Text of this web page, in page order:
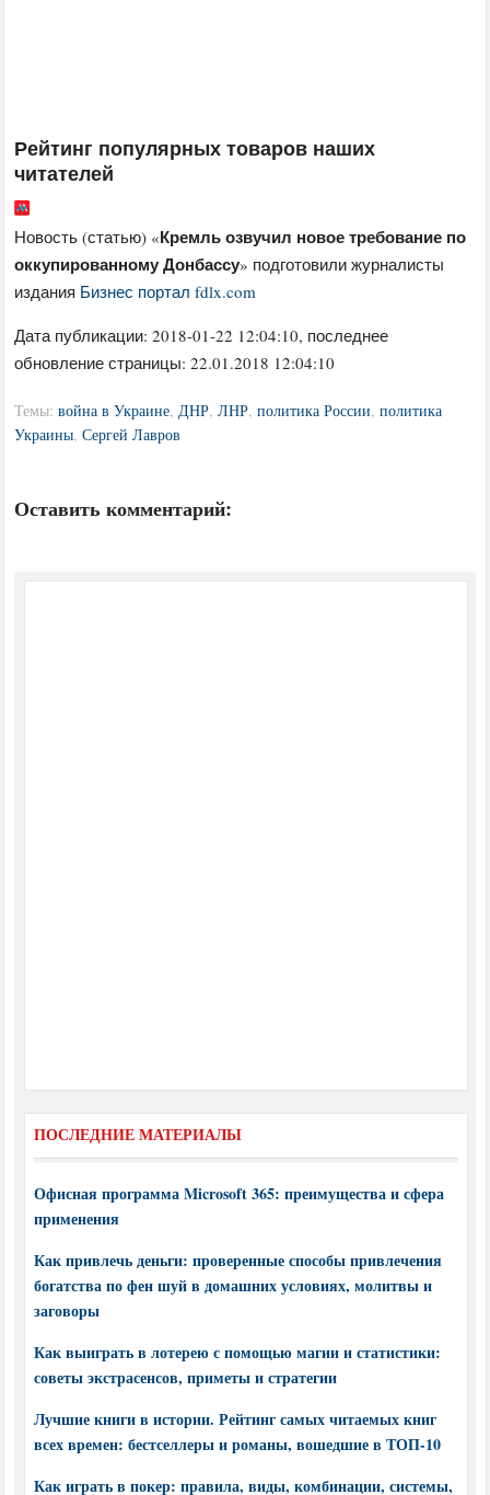
Рейтинг популярных товаров наших
читателей
Новость (статью) «Кремль озвучил новое требование по
оккупированному Донбассу» подготовили журналисты
издания Бизнес портал fdlx.com
Дата публикации:2018-01-22 12:04:10, последнее
обновление страницы: 22.01.2018 12:04:10
Темы:война в Украине, ДНР,ЛНР,политика России,политика
Украины,Сергей Лавров
Оставить комментарий:
ПОСЛЕДНИЕ МАТЕРИАЛЫ
Офисная программа Microsoft 365: преимущества и сфера
применения
Как привлечь деньги: проверенные способы привлечения
богатства по фен шуй в домашних условиях, молитвы и
заговоры
Как выиграть в лотерею с помощью магии и статистики:
советы экстрасенсов, приметы и стратегии
Лучшие книги в истории. Рейтинг самых читаемых книг
всех времен: бестселлеры и романы, вошедшие в ТОП-10
Как играть в покер: правила, виды, комбинации, системы,